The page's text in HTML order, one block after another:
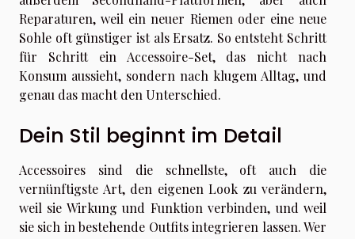
Reparaturen, weil ein neuer Riemen oder eine neue
Sohle oft günstiger ist als Ersatz. So entsteht Schritt
für Schritt ein Accessoire-Set, das nicht nach
Konsum aussieht, sondern nach klugem Alltag, und
genau das macht den Unterschied.
Dein Stil beginnt im Detail
Accessoires sind die schnellste, oft auch die
vernünftigste Art, den eigenen Look zu verändern,
weil sie Wirkung und Funktion verbinden, und weil
sie sich in bestehende Outfits integrieren lassen. Wer